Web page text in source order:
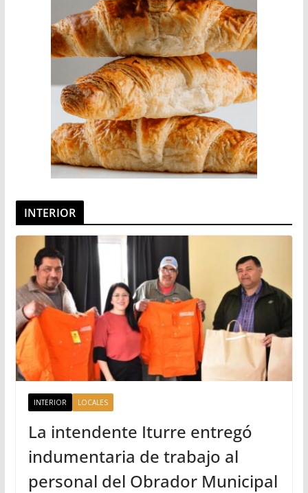
INTERIOR
INTERIOR LOCALES
La intendente Iturre entregó
indumentaria de trabajo al
personal del Obrador Municipal